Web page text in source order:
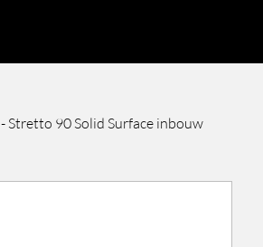
-Stretto 90 Solid Surface inbouw